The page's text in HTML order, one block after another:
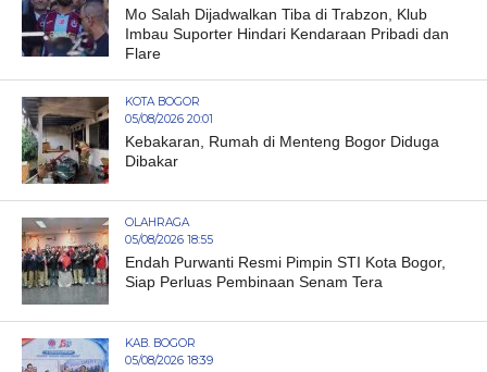
Mo Salah Dijadwalkan Tiba di Trabzon, Klub
Imbau Suporter Hindari Kendaraan Pribadi dan
Flare
KOTA BOGOR
05/08/2026 20:01
Kebakaran, Rumah di Menteng Bogor Diduga
Dibakar
OLAHRAGA
05/08/2026 18:55
Endah Purwanti Resmi Pimpin STI Kota Bogor,
Siap Perluas Pembinaan Senam Tera
KAB. BOGOR
05/08/2026 18:39